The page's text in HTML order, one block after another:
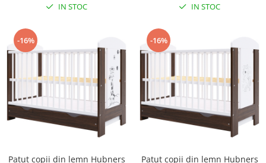
IN STOC IN STOC
-16%
Patut copii din lemn Hubners
-16%
Patut copii din lemn Hubners